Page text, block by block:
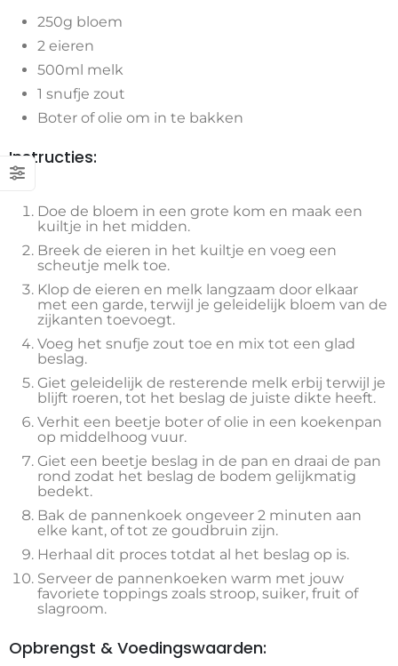
250g bloem
2 eieren
500ml melk
1 snufje zout
Boter of olie om in te bakken
Instructies:
Doe de bloem in een grote kom en maak een
kuiltje in het midden.
Breek de eieren in het kuiltje en voeg een
scheutje melk toe.
Klop de eieren en melk langzaam door elkaar
met een garde, terwijl je geleidelijk bloem van de
zijkanten toevoegt.
Voeg het snufje zout toe en mix tot een glad
beslag.
Giet geleidelijk de resterende melk erbij terwijl je
blijft roeren, tot het beslag de juiste dikte heeft.
Verhit een beetje boter of olie in een koekenpan
op middelhoog vuur.
Giet een beetje beslag in de pan en draai de pan
rond zodat het beslag de bodem gelijkmatig
bedekt.
Bak de pannenkoek ongeveer 2 minuten aan
elke kant, of tot ze goudbruin zijn.
Herhaal dit proces totdat al het beslag op is.
Serveer de pannenkoeken warm met jouw
favoriete toppings zoals stroop, suiker, fruit of
slagroom.
Opbrengst & Voedingswaarden: